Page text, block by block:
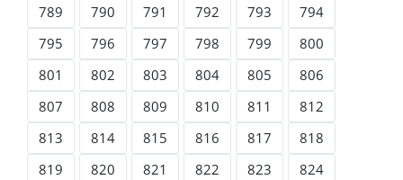
789
790 791 792 793
794
795
796 797 798 799
800
801
802 803 804 805
806
807
808 809 810 811
812
813
814 815 816 817
818
819
820 821 822 823
824